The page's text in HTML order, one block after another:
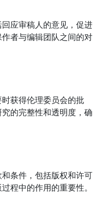
应审稿人的意见，促进
者与编辑团队之间的对
获得伦理委员会的批
的完整性和透明度，确
条件，包括版权和许可
程中的作用的重要性。